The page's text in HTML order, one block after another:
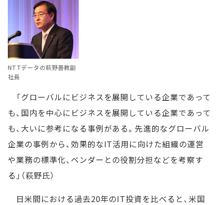
NTTデータの萩野善教副
社長
「グローバルにビジネスを展開している企業であって
も、国内を中心にビジネスを展開している企業であって
も、大いに参考になる事例がある。先進的なグローバル
企業の事例から、効果的なIT活用に向けた組織の運営
や業務の標準化、ベンダーとの役割分担などを考察す
る」（萩野氏）
日米間における過去20年のIT投資を比べると、米国